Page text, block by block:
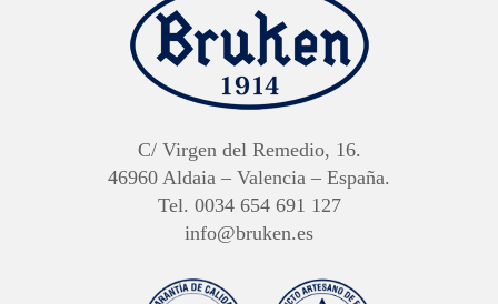
C/ Virgen del Remedio, 16.
46960 Aldaia – Valencia – España.
Tel. 0034 654 691 127
info@bruken.es